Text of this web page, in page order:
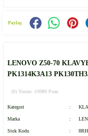
Paylaş
LENOVO Z50-70
PK1314K3A13
(0) Yorum -19980 Puan
Kategori
Marka
Stok Kodu